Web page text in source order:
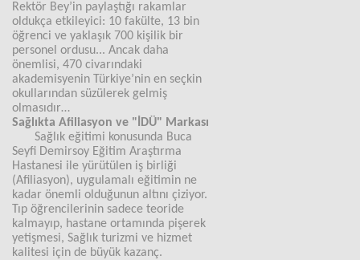
Rektör Bey’in paylaştığı rakamlar
oldukça etkileyici: 10 fakülte, 13 bin
öğrenci ve yaklaşık 700 kişilik bir
personel ordusu... Ancak daha
önemlisi, 470 civarındaki
akademisyenin Türkiye’nin en seçkin
okullarından süzülerek gelmiş
olmasıdır…
Sağlıkta Afiliasyon ve "İDÜ" Markası
Sağlık eğitimi konusunda Buca
Seyfi Demirsoy Eğitim Araştırma
Hastanesi ile yürütülen iş birliği
(Afiliasyon), uygulamalı eğitimin ne
kadar önemli olduğunun altını çiziyor.
Tıp öğrencilerinin sadece teoride
kalmayıp, hastane ortamında pişerek
yetişmesi, Sağlık turizmi ve hizmet
kalitesi için de büyük kazanç.